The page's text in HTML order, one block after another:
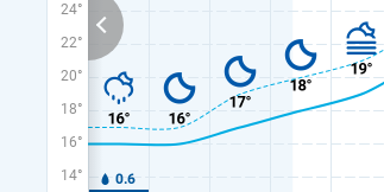
24°
22°
20°
18°
16°
14°